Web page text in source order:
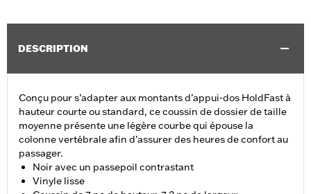
DESCRIPTION
Conçu pour s’adapter aux montants d’appui-dos HoldFast à
hauteur courte ou standard, ce coussin de dossier de taille
moyenne présente une légère courbe qui épouse la
colonne vertébrale afin d’assurer des heures de confort au
passager.
Noir avec un passepoil contrastant
Vinyle lisse